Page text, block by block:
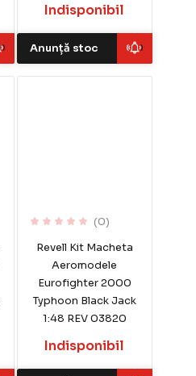
Indisponibil
Anunță stoc
(0)
Revell Kit Macheta
Aeromodele
Eurofighter 2000
Typhoon Black Jack
1:48 REV 03820
Indisponibil